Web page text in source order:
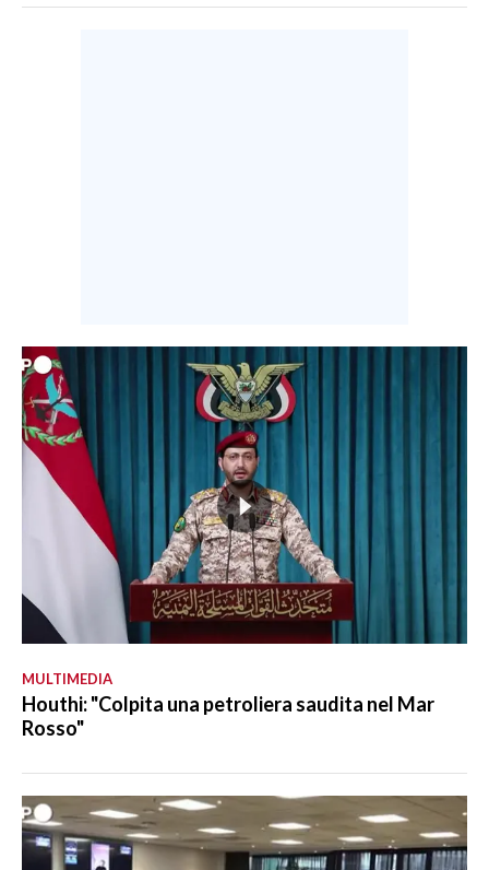
MULTIMEDIA
Houthi: "Colpita una petroliera saudita nel Mar
Rosso"